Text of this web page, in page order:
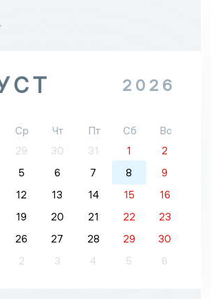
2026
Ср Чт Пт Сб
Вс
29 30 31 1
2
5 6 7 8
9
12 13 14 15
16
19 20 21 22
23
26 27 28 29
30
2 3 4 5 6